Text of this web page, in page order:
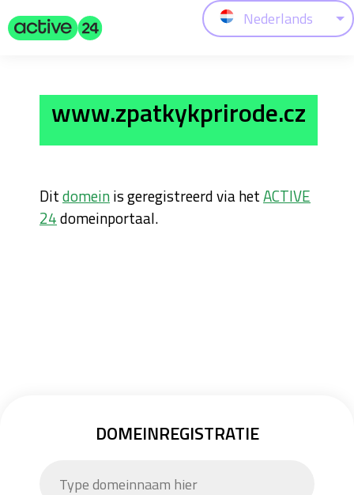
Nederlands
www.zpatkykprirode.cz
Ditdomeinis geregistreerd via hetACTIVE
24domeinportaal.
DOMEINREGISTRATIE